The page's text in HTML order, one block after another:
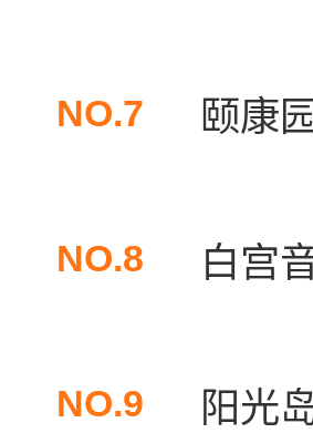
NO.7 颐康
NO.8 白宫
NO.9 阳光